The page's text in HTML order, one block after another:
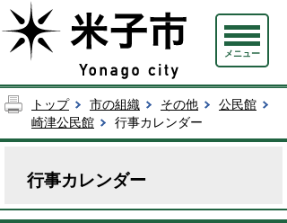
メニュー
トップ 市の組織 その他
公民館
崎津公民館
行事カレンダー
行事カレンダー